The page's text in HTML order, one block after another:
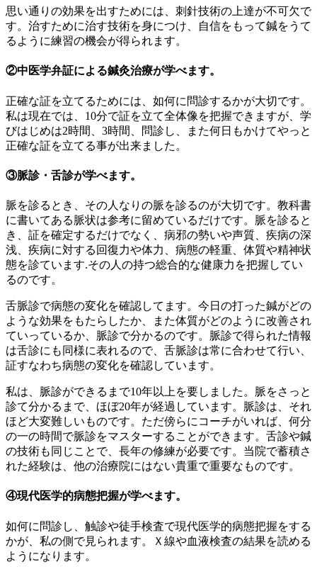
思い通りの効果を出すためには、刺針技術の上達が不可欠で
す。治すために治す技術を身につけ、自信をもって鍼をうて
るように練習の機会が得られます。
②中医学弁証による鍼灸治療が学べます。
正確な証を立てるためには、如何に問診するかが大切です。
私は現在では、10分で証を立て全体像を把握できますが、学
びはじめは2時間、3時間、問診し、また何日もかけてやっと
正確な証を立てる事が出来ました。
③脈診・舌診が学べます。
脈を診るとき、その人なりの脈を診るのが大切です。教科書
に書いてある脈状は参考に留めているだけです。脈を診ると
き、証を確定するだけでなく、病邪の勢いや声質、疾病の深
浅、疾病に対する回復力や体力、病態の軽重、体質や精神状
態を診ています.その人の持つ総合的な健康力を把握してい
るのです。
舌脈診で病態の変化を確認してます。今日の打った鍼がどの
ような効果をもたらしたか、また体質がどのように改善され
ていっているか、脈診で分かるのです。脈診で得られた情報
は舌診にも同様に表れるので、舌脈診は常に合わせて行い、
証すなわち病態の変化を確認しています。
私は、脈診ができるまで10年以上を要しました。脈をさっと
診て分かるまで、ほぼ20年が経過しています。脈診は、それ
ほど大変難しいものです。ただ傍らにコーチがいれば、何分
の一の時間で脈診をマスターすることができます。舌診や鍼
の技術も同じことで、長年の修練が必要です。当院で蓄積さ
れた経験は、他の治療院にはない貴重で重要なものです。
④現代医学的病態把握が学べます。
如何に問診し、触診や徒手検査で現代医学的病態把握をする
かが、私の側で見られます。Ｘ線や血液検査の結果を読める
ようになります。